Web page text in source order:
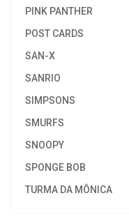
PINK PANTHER
POST CARDS
SAN-X
SANRIO
SIMPSONS
SMURFS
SNOOPY
SPONGE BOB
TURMA DA MÔNICA